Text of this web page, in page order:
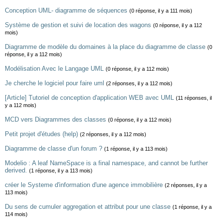
Conception UML- diagramme de séquences (0 réponse, il y a 111 mois)
Système de gestion et suivi de location des wagons (0 réponse, il y a 112
mois)
Diagramme de modèle du domaines à la place du diagramme de classe (0
réponse, il y a 112 mois)
Modélisation Avec le Langage UML (0 réponse, il y a 112 mois)
Je cherche le logiciel pour faire uml (2 réponses, il y a 112 mois)
[Article] Tutoriel de conception d'application WEB avec UML (11 réponses, il
y a 112 mois)
MCD vers Diagrammes des classes (0 réponse, il y a 112 mois)
Petit projet d'études (help) (2 réponses, il y a 112 mois)
Diagramme de classe d'un forum ? (1 réponse, il y a 113 mois)
Modelio : A leaf NameSpace is a final namespace, and cannot be further
derived. (1 réponse, il y a 113 mois)
créer le Systeme d'information d'une agence immobilière (2 réponses, il y a
113 mois)
Du sens de cumuler aggregation et attribut pour une classe (1 réponse, il y a
114 mois)